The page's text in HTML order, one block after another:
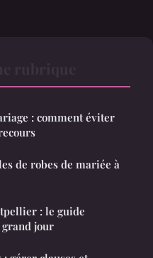
: comment éviter
de robes de mariée à
: le guide
jour